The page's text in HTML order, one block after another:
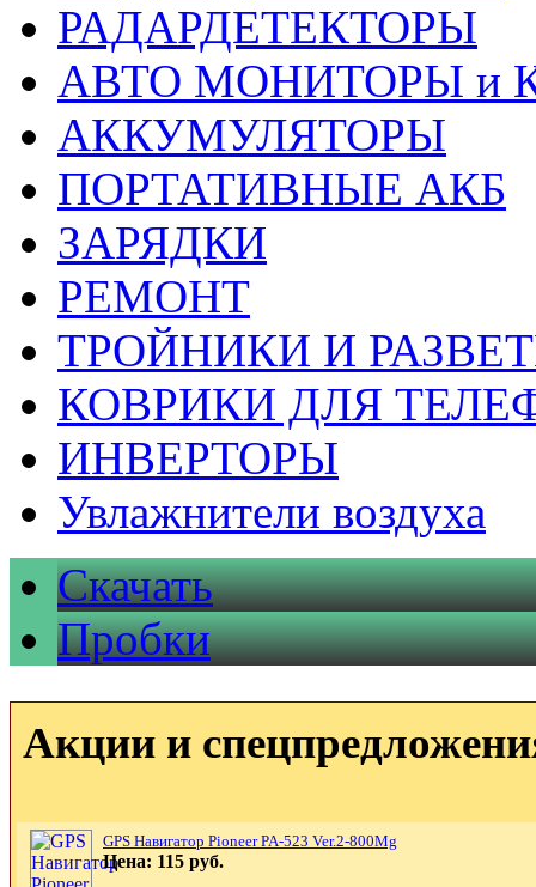
РАДАРДЕТЕКТОРЫ
АВТО МОНИТОРЫ и
АККУМУЛЯТОРЫ
ПОРТАТИВНЫЕ АКБ
ЗАРЯДКИ
РЕМОНТ
ТРОЙНИКИ И
КОВРИКИ ДЛЯ
ИНВЕРТОРЫ
Увлажнители воздуха
Скачать
Пробки
Акции и
GPS Навигатор Pioneer PA-523 Ver.2-800Mg
Цена: 115 руб.